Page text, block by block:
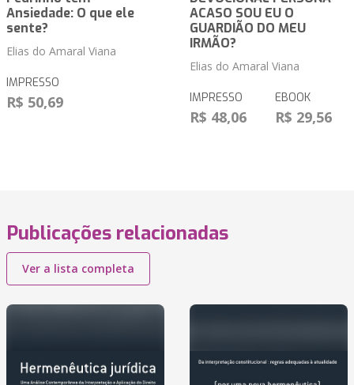
Ansiedade: O que ele
sente?
Elias do Amaral Viana
IMPRESSO
R$ 50,69
ACASO SOU EU O
GUARDIÃO DO MEU
IRMÃO?
Elias do Amaral Viana
IMPRESSO
R$ 48,06
EBOOK
R$ 29,56
Publicações relacionadas
Ver a lista completa